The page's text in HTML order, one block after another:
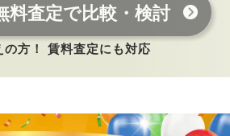
料査定で比較・検討
の方！ 賃料査定にも対応